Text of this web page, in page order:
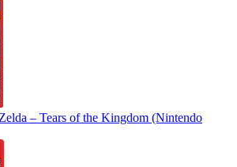
– Tears of the Kingdom (Nintendo